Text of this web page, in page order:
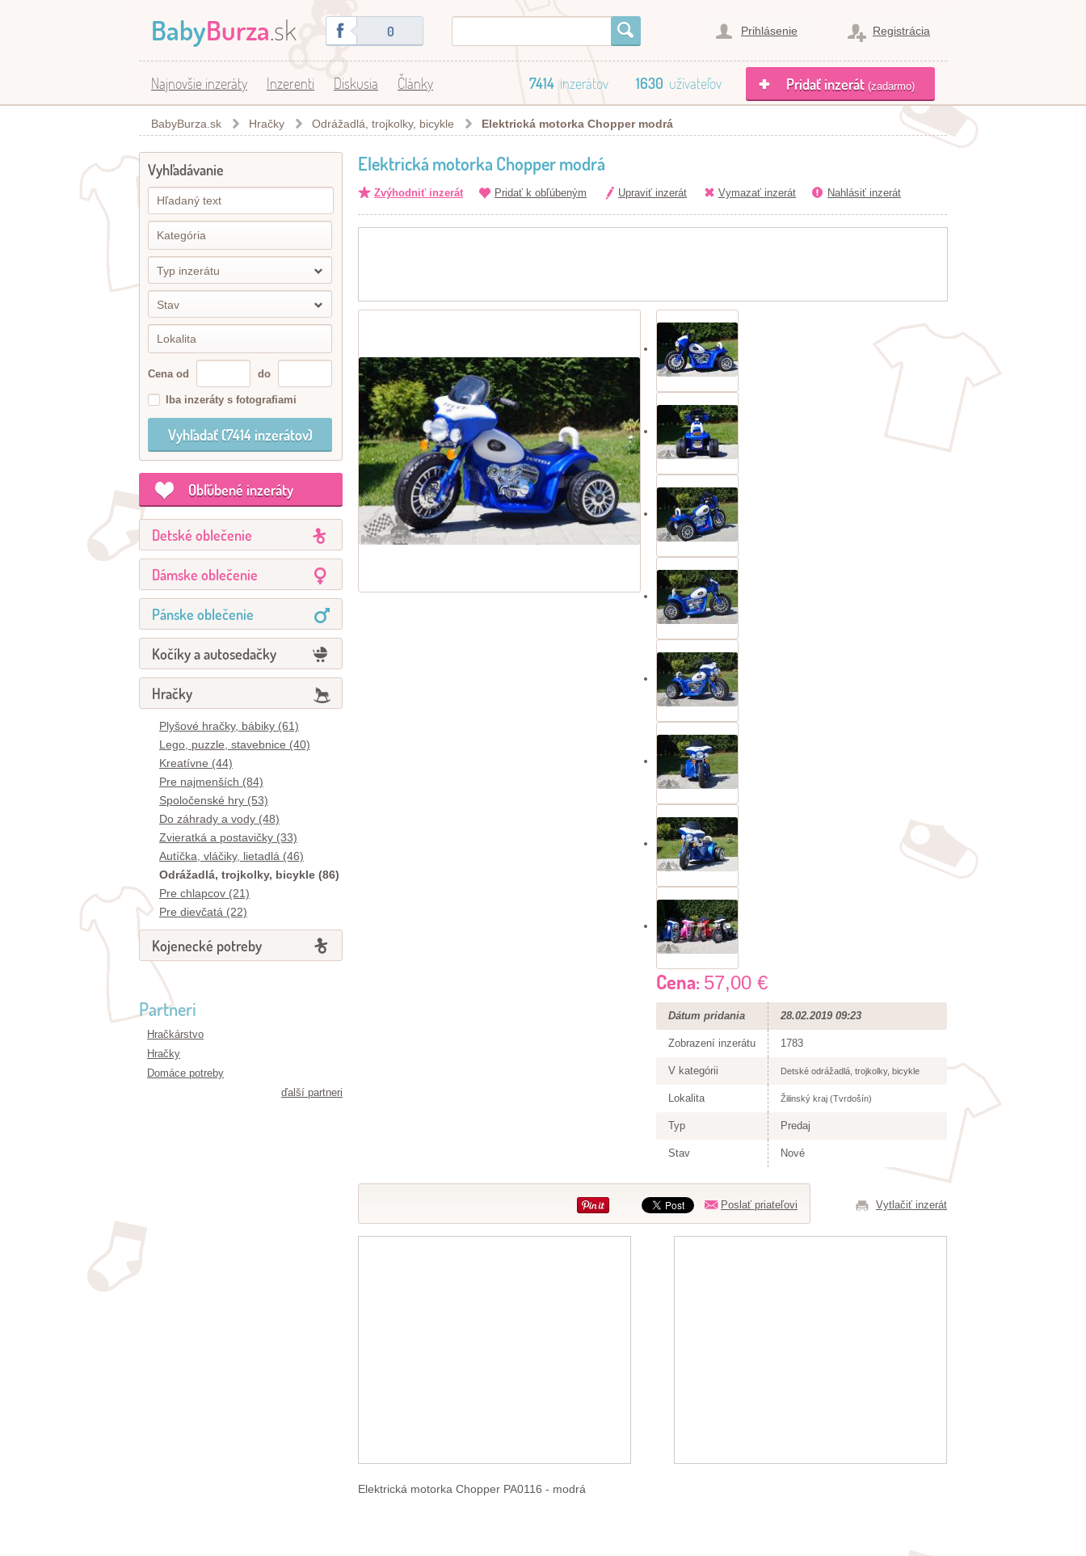
BabyBurza.sk 0 Prihlásenie Registrácia
Najnovšie inzeráty Inzerenti Diskusia Články Pridať inzerát (zadarmo)
7414 inzerátov 1630 užívateľov
BabyBurza.sk Hračky Odrážadlá, trojkolky, bicykle Elektrická motorka Chopper modrá
Vyhľadávanie
Typ inzerátu
Stav
Cena od do
Iba inzeráty s fotografiami
Obľúbené inzeráty
Detské oblečenie
Dámske oblečenie
Pánske oblečenie
Kočíky a autosedačky
Hračky
Plyšové hračky, bábiky (61)
Lego, puzzle, stavebnice (40)
Kreatívne (44)
Pre najmenších (84)
Spoločenské hry (53)
Do záhrady a vody (48)
Zvieratká a postavičky (33)
Autíčka, vláčiky, lietadlá (46)
Odrážadlá, trojkolky, bicykle (86)
Pre chlapcov (21)
Pre dievčatá (22)
Kojenecké potreby
Partneri
Hračkárstvo
Hračky
Domáce potreby
ďalší partneri
Elektrická motorka Chopper modrá
Zvýhodniť inzerát Pridať k obľúbeným Upraviť inzerát Vymazať inzerát Nahlásiť inzerát
Cena: 57,00 €
Dátum pridania 28.02.2019 09:23
Zobrazení inzerátu 1783
V kategórii Detské odrážadlá, trojkolky, bicykle
Lokalita Žilinský kraj (Tvrdošín)
Typ Predaj
Stav Nové
Poslať priateľovi Vytlačiť inzerát
Elektrická motorka Chopper PA0116 - modrá